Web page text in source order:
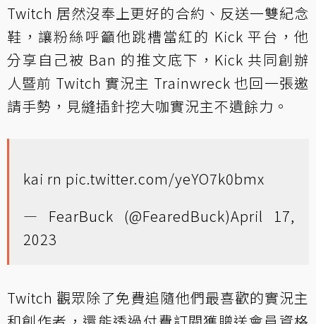
Twitch 居然沒奉上更好的合約、反送一雙紀念
鞋，讓粉絲呼籲他跳槽當紅的 Kick 平台，他
分享自己被 Ban 的推文底下，Kick 共同創辦
人暨前 Twitch 實況主 Trainwreck 也回一張邀
請手勢，見縫插針挖大咖實況主不遺餘力。
kai rn pic.twitter.com/yeYO7k0bmx
— FearBuck (@FearedBuck)April 17,
2023
Twitch 觀眾除了免費追隨他們最喜歡的實況主